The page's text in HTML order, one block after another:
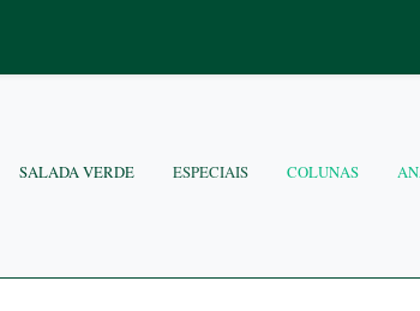
SALADA VERDE ESPECIAIS COLUNAS